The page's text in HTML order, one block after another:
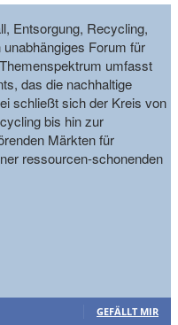
Entsorgung, Recycling,
Forum für
umfasst
das die nachhaltige
schließt sich der Kreis von
bis hin zur
Märkten für
ressourcen-schonenden
GEFÄLLT MIR